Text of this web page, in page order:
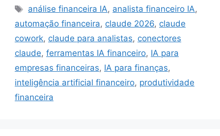
Tags
análise financeira IA, analista financeiro IA,
automação financeira, claude 2026, claude
cowork, claude para analistas, conectores
claude, ferramentas IA financeiro, IA para
empresas financeiras, IA para finanças,
inteligência artificial financeiro, produtividade
financeira